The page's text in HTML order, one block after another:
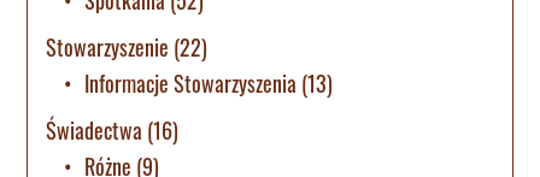
Stowarzyszenie (22)
Informacje Stowarzyszenia (13)
Świadectwa (16)
Różne (9)